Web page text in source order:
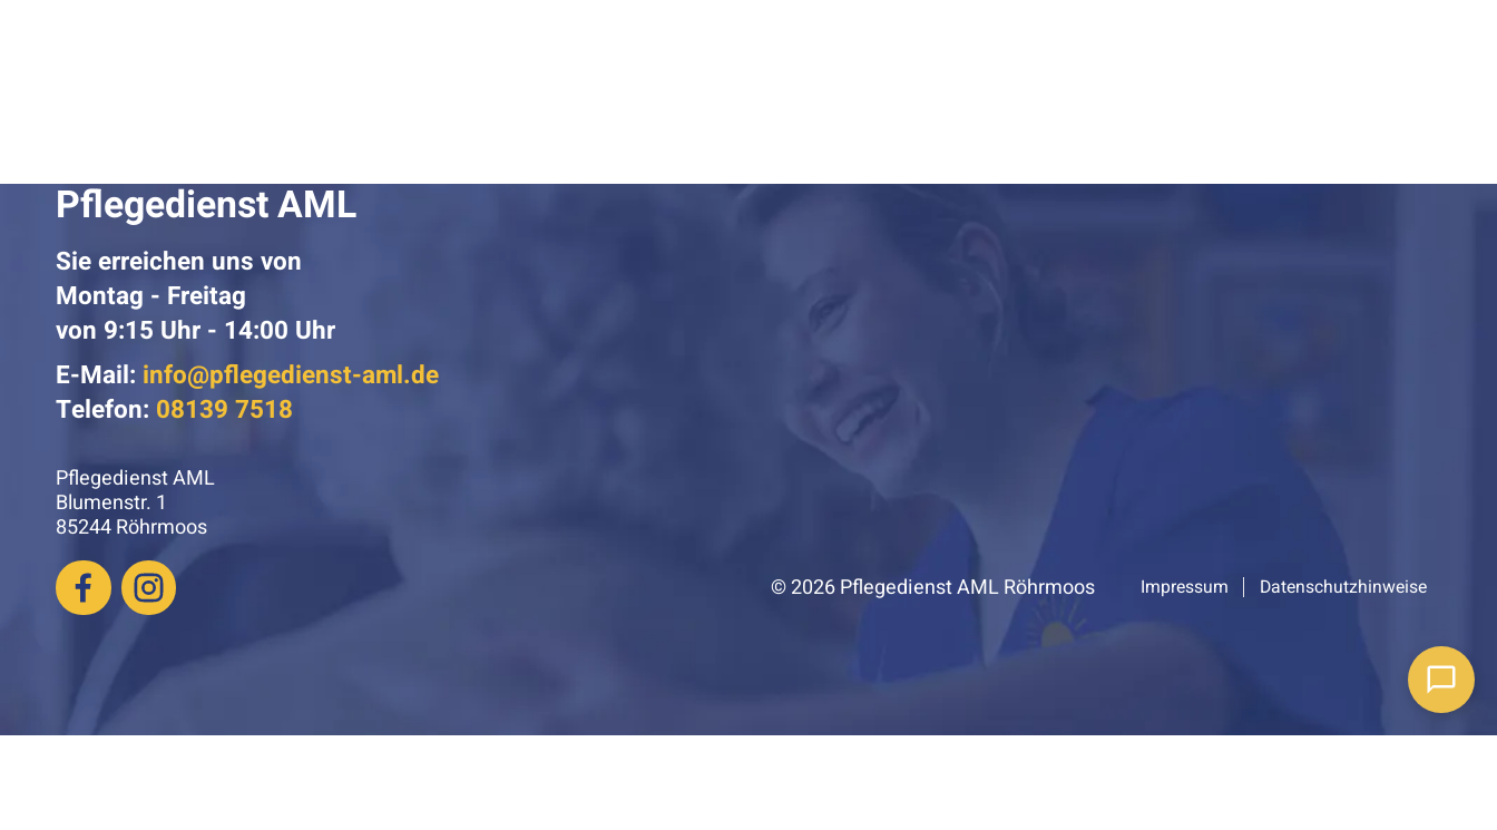
Pflegedienst AML
Sie erreichen uns von
Montag - Freitag
von 9:15 Uhr - 14:00 Uhr
E-Mail: info@pflegedienst-aml.de
Telefon: 08139 7518
Pflegedienst AML
Blumenstr. 1
85244 Röhrmoos
© 2026 Pflegedienst AML Röhrmoos Impressum Datenschutzhinweise